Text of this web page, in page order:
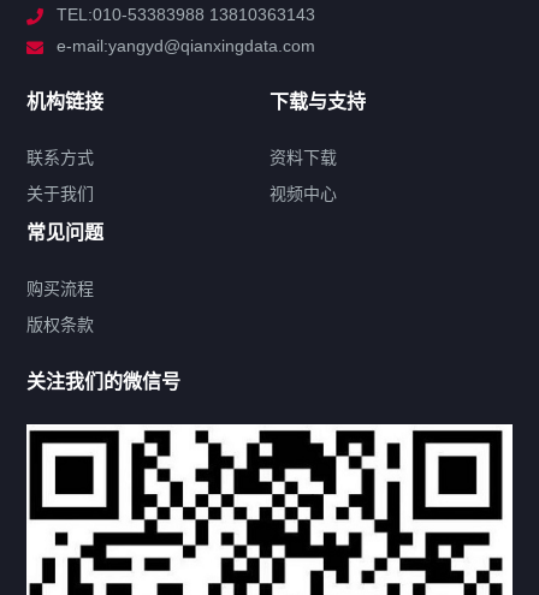
解决方案
联系方式
热门标签
机构链接
联系方式 关于我们
下载与支持
资料下载 视频中心
常见问题
TEL:010-53383988 13810363143
e-mail:yangyd@qianxingdata.com
机构链接
联系方式
关于我们
下载与支持
资料下载
视频中心
常见问题
购买流程
版权条款
关注我们的微信号